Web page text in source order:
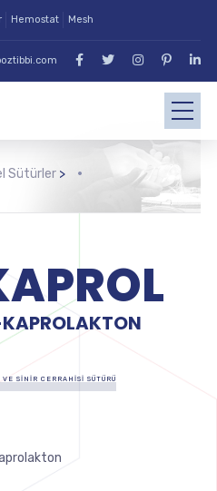
Hemostat Mesh
Sütürler>
SINIR CERRAHISI SÜTÜRÜ